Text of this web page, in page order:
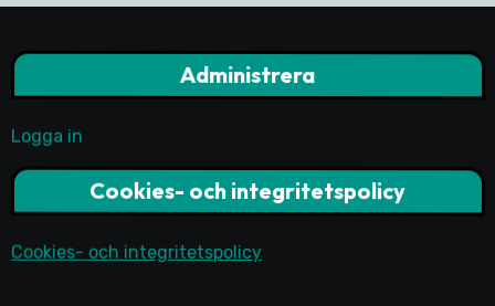
Administrera
Logga in
Cookies- och integritetspolicy
Cookies- och integritetspolicy